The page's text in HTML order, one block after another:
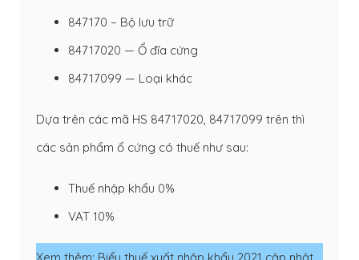
847170 – Bộ lưu trữ
84717020 — Ổ đĩa cứng
84717099 — Loại khác
Dựa trên các mã HS 84717020, 84717099 trên thì
các sản phẩm ổ cứng có thuế như sau:
Thuế nhập khẩu 0%
VAT 10%